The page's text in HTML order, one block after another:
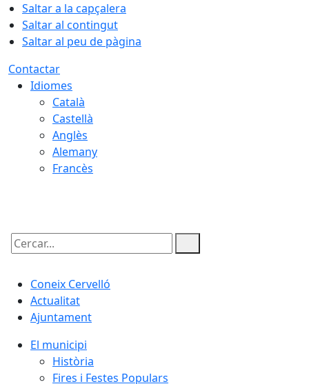
Saltar a la capçalera
Saltar al contingut
Saltar al peu de pàgina
Contactar
Idiomes
Català
Castellà
Anglès
Alemany
Francès
Cercar:
Coneix Cervelló
Actualitat
Ajuntament
El municipi
Història
Fires i Festes Populars